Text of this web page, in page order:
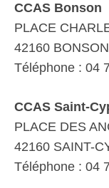
CCAS Bonson
PLACE
42160 BONSON
Téléphone : 04
CCAS Saint-
PLACE DES
42160 SAINT-
Téléphone : 04